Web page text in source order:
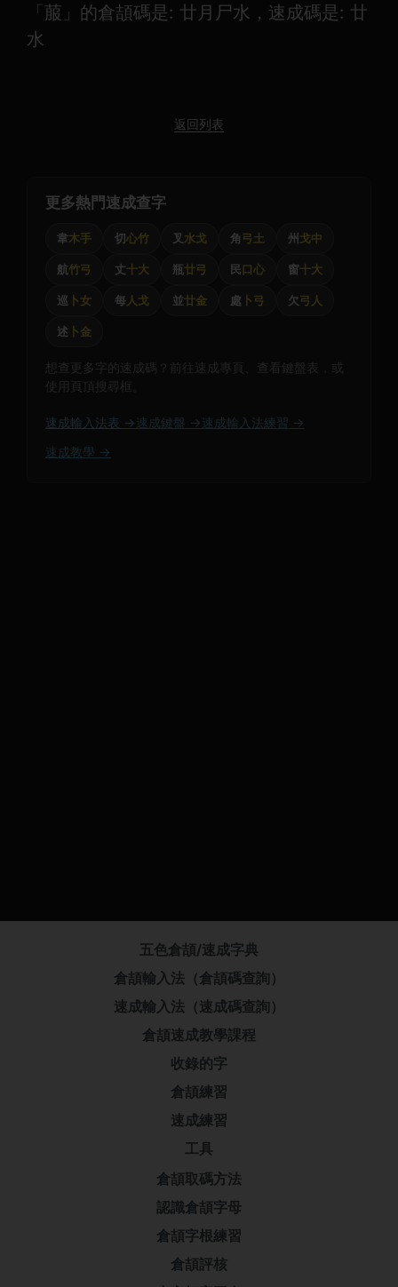
「菔」的倉頡碼是: 廿月尸水，速成碼是: 廿
水
返回列表
更多熱門速成查字
韋木手 切心竹 叉 水戈 角弓土 州 戈中
航竹弓 丈十大 瓶廿弓 民口心 窗十大
巡 卜女 每人戈 並廿金 處 卜弓 欠弓人
述 卜金
想查更多字的速成碼？前往速成專頁、查看鍵盤表，或
使用頁頂搜尋框。
速成輸入法表 → 速成鍵盤 → 速成輸入法練習 →
速成教學 →
五色倉頡/速成字典
倉頡輸入法（倉頡碼查詢）
速成輸入法（速成碼查詢）
倉頡速成教學課程
收錄的字
倉頡練習
速成練習
工具
倉頡取碼方法
認識倉頡字母
倉頡字根練習
倉頡評核